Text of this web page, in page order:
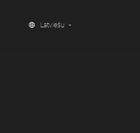
Latviešu